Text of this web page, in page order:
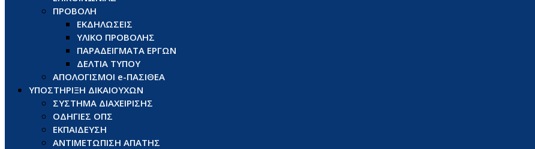
ΠΡΟΒΟΛΗ
ΕΚΔΗΛΩΣΕΙΣ
ΥΛΙΚΟ ΠΡΟΒΟΛΗΣ
ΠΑΡΑΔΕΙΓΜΑΤΑ ΕΡΓΩΝ
ΔΕΛΤΙΑ ΤΥΠΟΥ
ΑΠΟΛΟΓΙΣΜΟΙ e-ΠΑΣΙΘΕΑ
ΥΠΟΣΤΗΡΙΞΗ ΔΙΚΑΙΟΥΧΩΝ
ΣΥΣΤΗΜΑ ΔΙΑΧΕΙΡΙΣΗΣ
ΟΔΗΓΙΕΣ ΟΠΣ
ΕΚΠΑΙΔΕΥΣΗ
ΑΝΤΙΜΕΤΩΠΙΣΗ ΑΠΑΤΗΣ